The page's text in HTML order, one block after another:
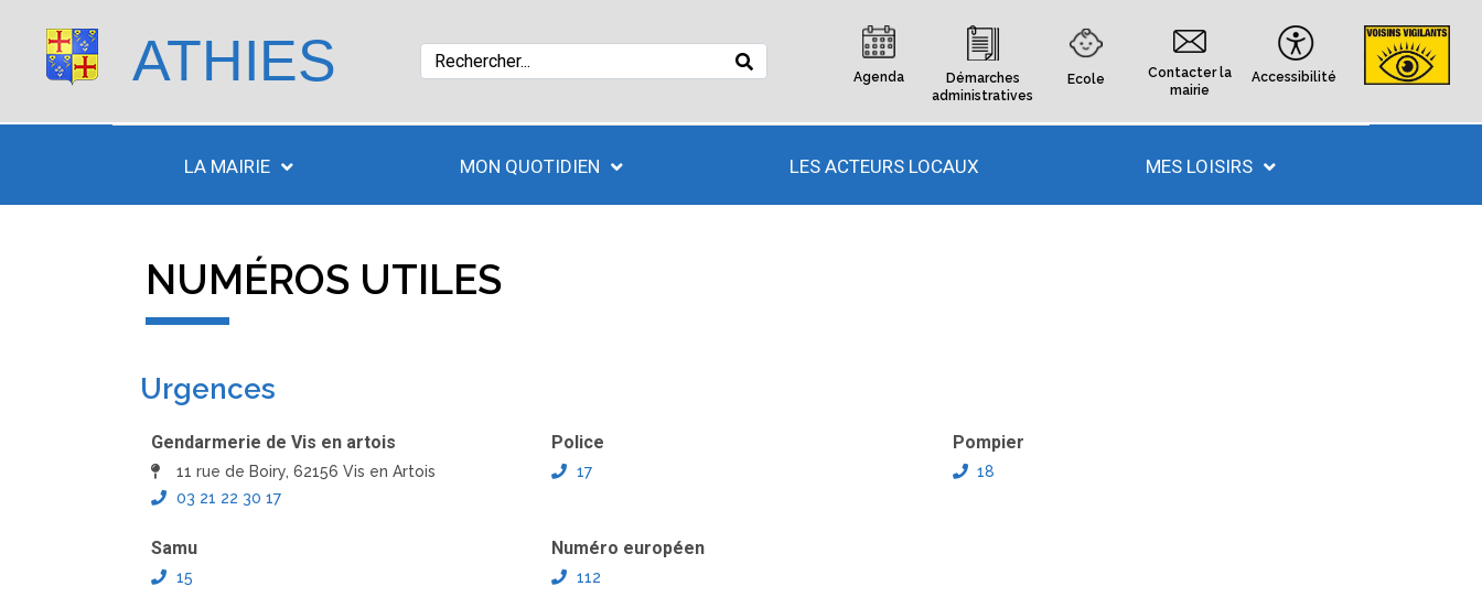
ATHIES Agenda
Démarches
administratives
Ecole
Contacter la
mairie
Accessibilité
LA MAIRIE MON QUOTIDIEN LES ACTEURS LOCAUX MES LOISIRS
NUMÉROS UTILES
Urgences
Gendarmerie de Vis en artois
11 rue de Boiry, 62156 Vis en Artois
03 21 22 30 17
Police
17
Pompier
18
Samu
15
Numéro européen
112